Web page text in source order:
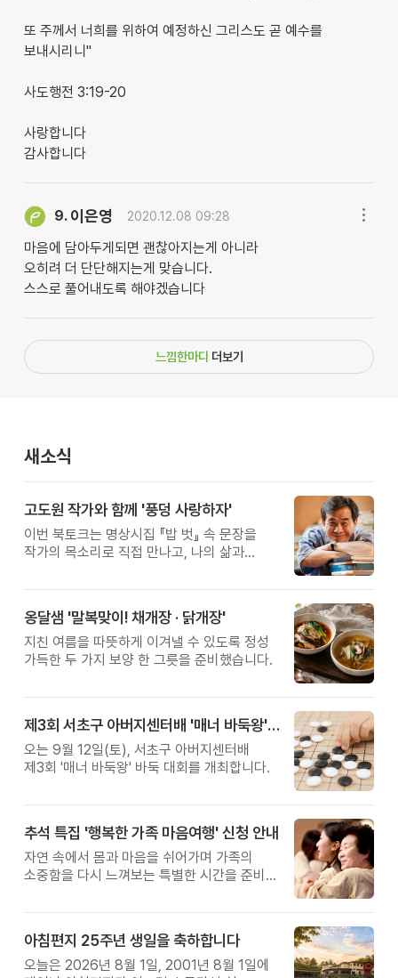
또 주께서 너희를 위하여 예정하신 그리스도 곧 예수를
보내시리니"
사도행전 3:19-20
사랑합니다
감사합니다
9. 이은영 2020.12.08 09:28
마음에 담아두게되면 괜찮아지는게 아니라
오히려 더 단단해지는게 맞습니다.
스스로 풀어내도록 해야겠습니다
느낌한마디 더보기
새소식
고도원 작가와 함께 '풍덩 사랑하자'
이번 북토크는 명상시집 『밥 벗』 속 문장을
작가의 목소리로 직접 만나고, 나의 삶과
옹달샘 '말복맞이! 채개장 · 닭개장'
지친 여름을 따뜻하게 이겨낼 수 있도록 정성
가득한 두 가지 보양 한 그릇을 준비했습니다.
제3회 서초구 아버지센터배 '매너 바둑왕' 대회
오는 9월 12일(토), 서초구 아버지센터배
제3회 '매너 바둑왕' 바둑 대회를 개최합니다.
추석 특집 '행복한 가족 마음여행' 신청 안내
자연 속에서 몸과 마음을 쉬어가며 가족의
소중함을 다시 느껴보는 특별한 시간을 준비해
아침편지 25주년 생일을 축하합니다
오늘은 2026년 8월 1일, 2001년 8월 1일에